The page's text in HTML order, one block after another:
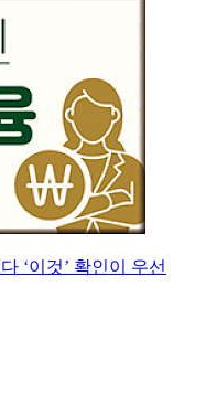
‘이것’ 확인이 우선